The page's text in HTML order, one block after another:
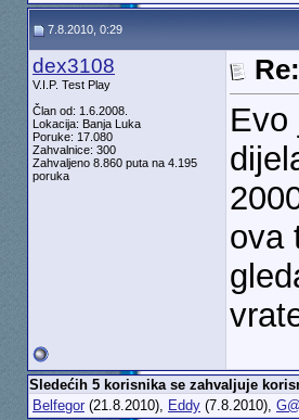
7.8.2010, 0:29
dex3108
V.I.P. Test Play
Član od: 1.6.2008.
Lokacija: Banja Luka
Poruke: 17.080
Zahvalnice: 300
Zahvaljeno 8.860 puta na 4.195
poruka
Evo
ova
Sledećih 5 korisnika se zahvaljuje
Belfegor(21.8.2010), Eddy(7.8.2010),